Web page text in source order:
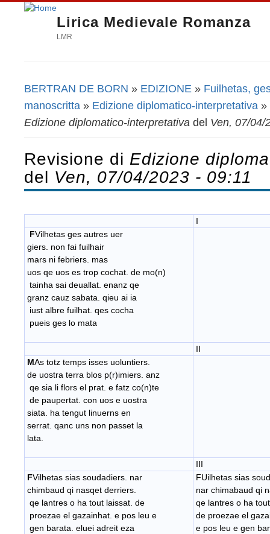
Lirica Medievale Romanza
LMR
Tu sei qui
BERTRAN DE BORN » EDIZIONE » Fuilhetas,
manoscritta » Edizione diplomatico-interpretativa »
Edizione diplomatico-interpretativa del Ven, 07/04/
Revisione di Edizione
del Ven, 07/04/2023 - 09:11
I
FVilhetas ges autres uer
giers. non fai fuilhair
mars ni febriers. mas
uos qe uos es trop cochat. de mo(n)
tainha sai deuallat. enanz qe
granz cauz sabata. qieu ai ia
iust albre fuilhat. qes cocha
pueis ges lo mata
II
MAs totz temps isses uoluntiers.
de uostra terra blos p(r)imiers. anz
qe sia li flors el prat. e fatz co(n)te
de paupertat. con uos e uostra
siata. ha tengut linuerns en
serrat. qanc uns non passet la
lata.
III
FVilhetas sias soudadiers. nar
chimbaud qi nasqet derriers.
qe lantres o ha tout laissat. de
proezae el gazainhat. e pos leu e
gen barata. eluei adreit eza
FUilhetas sias
nar chimabaud qi
qe lantres o ha
de proezae el
e pos leu e gen